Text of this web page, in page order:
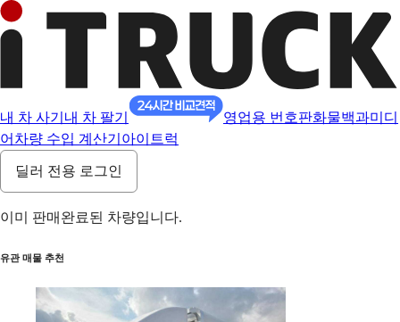
내 차 사기 내 차 팔기 영업용 번호판화물백과미디
어 차량 수입 계산기 아이트럭
딜러 전용 로그인
이미 판매완료된 차량입니다.
유관 매물 추천